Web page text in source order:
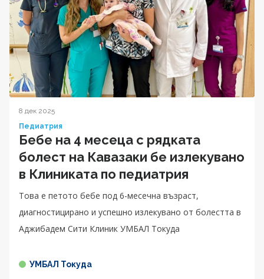
8 дек 2025
Педиатрия
Бебе на 4 месеца с рядката
болест на Кавазаки бе излекувано
в Клиниката по педиатрия
Tова е петото бебе под 6-месечна възраст,
диагностицирано и успешно излекувано от болестта в
Аджибадем Сити Клиник УМБАЛ Токуда
УМБАЛ Токуда